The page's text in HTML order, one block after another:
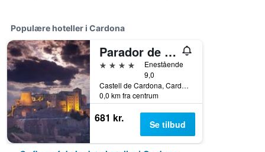
Populære hoteller i Cardona
Parador de Cardona
4 stjerner
Enestående
9,0
Castell de Cardona, Cardona, Catalonien, Spanien
0,0 km fra centrum
681 kr. Se tilbud